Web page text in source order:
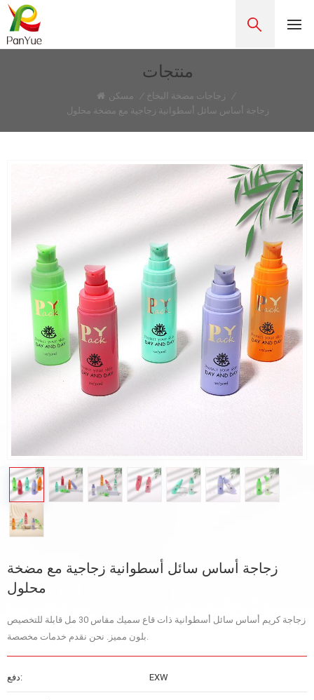
منتجات
مسكن / زجاجات مضخة البخاخ
/
زجاجة أساس سائل أسطوانية زجاجية مع مضخة محلول
زجاجة أساس سائل أسطوانية زجاجية مع مضخة
محلول
زجاجة كريم أساس سائل أسطوانية ذات قاع سميك مقاس 30 مل قابلة للتخصيص
بلون مميز. نحن نقدم خدمات مخصصة.
دفع: EXW